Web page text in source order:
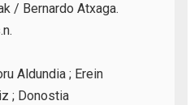
/ Bernardo Atxaga.
Aldundia ; Erein
; Donostia